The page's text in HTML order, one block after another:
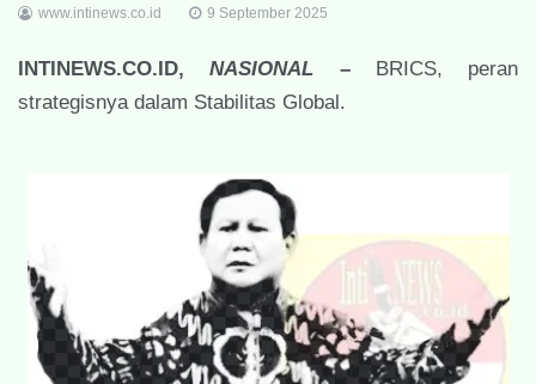
www.intinews.co.id 9 September 2025
INTINEWS.CO.ID,NASIONAL –BRICS, peran
strategisnya dalam Stabilitas Global.